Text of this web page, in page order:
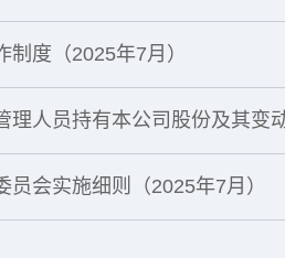
度（2025年7月）
会实施细则（2025年7月）